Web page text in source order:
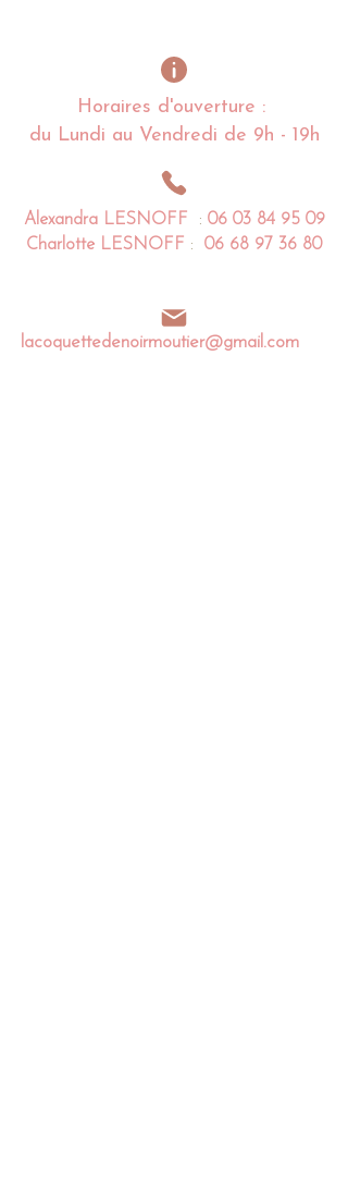
Horaires d'ouverture :
du Lundi au Vendredi de 9h - 19h
lacoquettedenoirmoutier@gmail.com
Alexandra LESNOFF : 06 03 84 95 09
Charlotte LESNOFF : 06 68 97 36 80